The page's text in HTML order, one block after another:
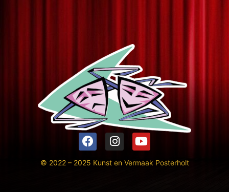
© 2022 – 2025 Kunst en Vermaak Posterholt